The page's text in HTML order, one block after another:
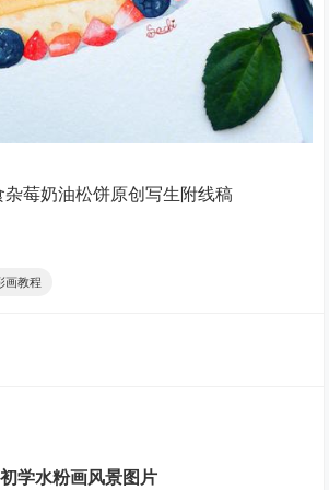
杂莓奶油松饼原创写生附线稿
画教程
学水粉画风景图片